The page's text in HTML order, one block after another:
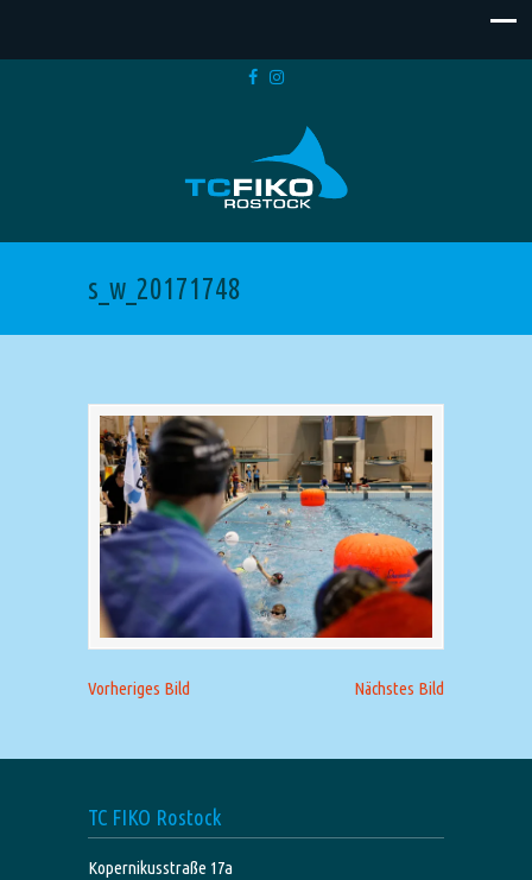
s_w_20171748
Vorheriges Bild Nächstes Bild
TC FIKO Rostock
Kopernikusstraße 17a